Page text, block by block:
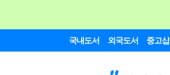
국내도서 외국도서 중고샵